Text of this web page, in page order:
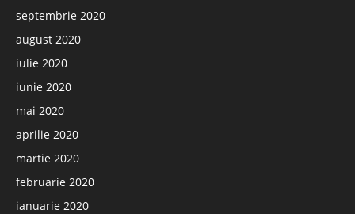
septembrie 2020
august 2020
iulie 2020
iunie 2020
mai 2020
aprilie 2020
martie 2020
februarie 2020
ianuarie 2020